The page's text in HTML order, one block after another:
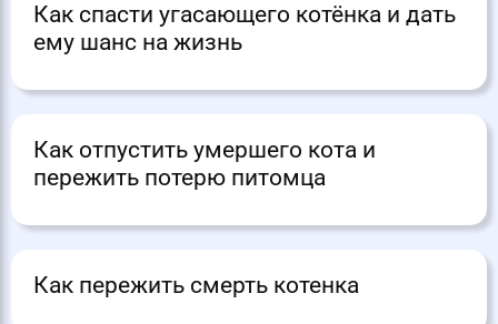
Как спасти угасающего котёнка и дать
ему шанс на жизнь
Как отпустить умершего кота и
пережить потерю питомца
Как пережить смерть котенка